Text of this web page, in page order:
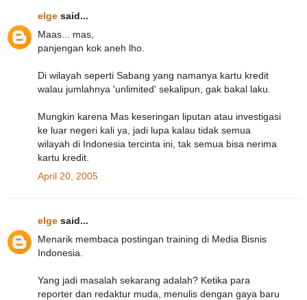
elge said...
Maas... mas,
panjengan kok aneh lho.
Di wilayah seperti Sabang yang namanya kartu kredit
walau jumlahnya 'unlimited' sekalipun, gak bakal laku.
Mungkin karena Mas keseringan liputan atau investigasi
ke luar negeri kali ya, jadi lupa kalau tidak semua
wilayah di Indonesia tercinta ini, tak semua bisa nerima
kartu kredit.
April 20, 2005
elge said...
Menarik membaca postingan training di Media Bisnis
Indonesia.
Yang jadi masalah sekarang adalah? Ketika para
reporter dan redaktur muda, menulis dengan gaya baru